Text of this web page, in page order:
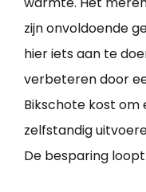
zijn onvoldoende
hier iets aan te
verbeteren door
Bikschote kost om
zelfstandig
De besparing